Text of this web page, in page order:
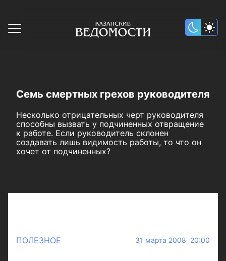
Семь смертных грехов руководителя
Несколько отрицательных черт руководителя
способны вызвать у подчиненных отвращение
к работе. Если руководитель склонен
создавать лишь видимость работы, то что он
хочет от подчиненных?
ПОЛЕЗНОЕ 31 марта 2008 20:00